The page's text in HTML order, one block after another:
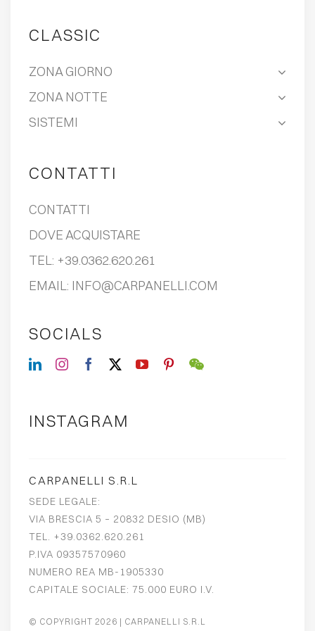
CONTATTI
LINGUA
CLASSIC
ZONA GIORNO
ZONA NOTTE
SISTEMI
CONTATTI
CONTATTI
DOVE ACQUISTARE
TEL: +39.0362.620.261
EMAIL: INFO@CARPANELLI.COM
SOCIALS
INSTAGRAM
CARPANELLI S.R.L
SEDE LEGALE:
VIA BRESCIA 5 – 20832 DESIO (MB)
TEL. +39.0362.620.261
P.IVA 09357570960
NUMERO REA MB-1905330
CAPITALE SOCIALE: 75.000 EURO I.V.
© COPYRIGHT 2026 | CARPANELLI S.R.L